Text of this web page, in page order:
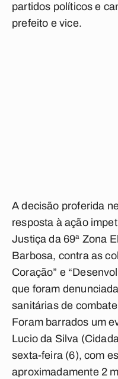
partidos políticos e
prefeito e vice.
A decisão proferida
resposta à ação
Justiça da 69ª Zona
Barbosa, contra as
Coração” e
que foram
sanitárias de
Foram barrados um
Lucio da Silva
sexta-feira (6), com
aproximadamente 2